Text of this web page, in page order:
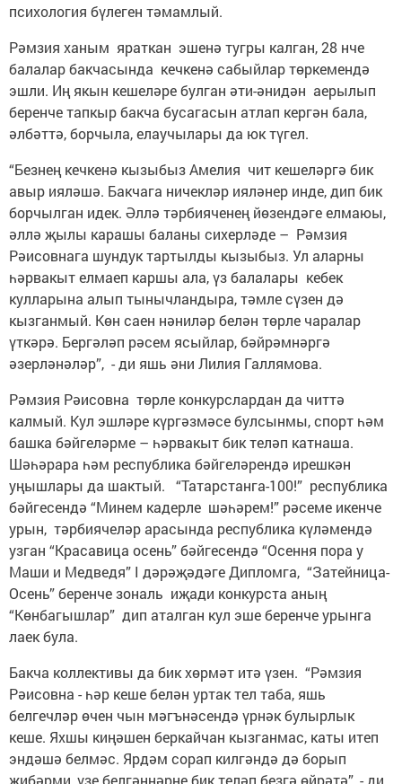
психология бүлеген тәмамлый.
Рәмзия ханым яраткан эшенә тугры калган, 28 нче
балалар бакчасында кечкенә сабыйлар төркемендә
эшли. Иң якын кешеләре булган әти-әнидән аерылып
беренче тапкыр бакча бусагасын атлап кергән бала,
әлбәттә, борчыла, елаучылары да юк түгел.
“Безнең кечкенә кызыбыз Амелия чит кешеләргә бик
авыр ияләшә. Бакчага ничекләр ияләнер инде, дип бик
борчылган идек. Әллә тәрбияченең йөзендәге елмаюы,
әллә җылы карашы баланы сихерләде – Рәмзия
Рәисовнага шундук тартылды кызыбыз. Ул аларны
һәрвакыт елмаеп каршы ала, үз балалары кебек
кулларына алып тынычландыра, тәмле сүзен дә
кызганмый. Көн саен нәниләр белән төрле чаралар
үткәрә. Бергәләп рәсем ясыйлар, бәйрәмнәргә
әзерләнәләр”, - ди яшь әни Лилия Галлямова.
Рәмзия Рәисовна төрле конкурслардан да читтә
калмый. Кул эшләре күргәзмәсе булсынмы, спорт һәм
башка бәйгеләрме – һәрвакыт бик теләп катнаша.
Шәһәрара һәм республика бәйгеләрендә ирешкән
уңышлары да шактый. “Татарстанга-100!” республика
бәйгесендә “Минем кадерле шәһәрем!” рәсеме икенче
урын, тәрбиячеләр арасында республика күләмендә
узган “Красавица осень” бәйгесендә “Осення пора у
Маши и Медведя” I дәрәҗәдәге Дипломга, “Затейница-
Осень” беренче зональ иҗади конкурста аның
“Көнбагышлар” дип аталган кул эше беренче урынга
лаек була.
Бакча коллективы да бик хөрмәт итә үзен. “Рәмзия
Рәисовна - һәр кеше белән уртак тел таба, яшь
белгечләр өчен чын мәгънәсендә үрнәк булырлык
кеше. Яхшы киңәшен беркайчан кызганмас, каты итеп
эндәшә белмәс. Ярдәм сорап килгәндә дә борып
җибәрми, үзе белгәннәрне бик теләп безгә өйрәтә”, - ди